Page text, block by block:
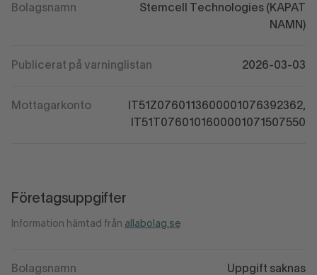
Bolagsnamn
Stemcell Technologies (KAPAT
NAMN)
Publicerat på varninglistan 2026-03-03
Mottagarkonto
IT51Z0760113600001076392362,
IT51T0760101600001071507550
Företagsuppgifter
Information hämtad från allabolag.se
Bolagsnamn Uppgift saknas